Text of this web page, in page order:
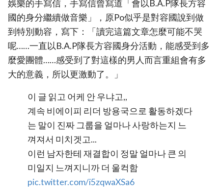
娛樂的手寫信，手寫信曾寫道「會以B.A.P隊長方容
國的身分繼續做音樂」，原Po似乎是對容國說到做
到特別動容，寫下：「讀完這篇文章怎麼可能不哭
呢……一直以B.A.P隊長方容國身分活動，能感受到多
麼愛團體……感受到了對這樣的男人而言重組會有多
大的意義，所以更激動了。」
이 글 읽고 어케 안 우냐고,,
계속 비에이피 리더 방용국으로 활동하겠다
는 말이 진짜 그룹을 얼마나 사랑하는지 느
껴져서 미치겟고...
이런 남자한테 재결합이 정말 얼마나 큰 의
미일지 느껴지니까 더 울컥함
pic.twitter.com/i5zqwaXSa6